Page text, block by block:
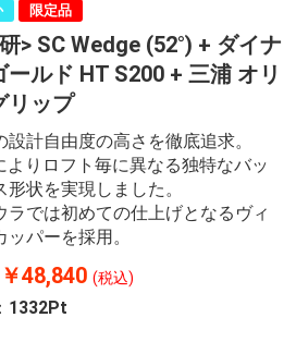
限定品
> SC Wedge (52°) + ダイナ
ールド HT S200 + 三浦 オリ
リップ
設計自由度の高さを徹底追求。
よりロフト毎に異なる独特なバッ
形状を実現しました。
ラでは初めての仕上げとなるヴィ
ッパーを採用。
￥48,840(税込)
1332Pt